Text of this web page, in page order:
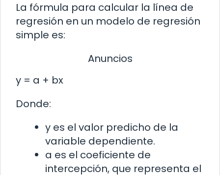
La fórmula para calcular la línea de
regresión en un modelo de regresión
simple es:
Anuncios
y = a + bx
Donde:
y es el valor predicho de la
variable dependiente.
a es el coeficiente de
intercepción, que representa el